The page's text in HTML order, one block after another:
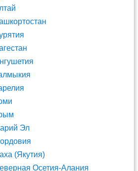
Эл
(Якутия)
Осетия-Алания